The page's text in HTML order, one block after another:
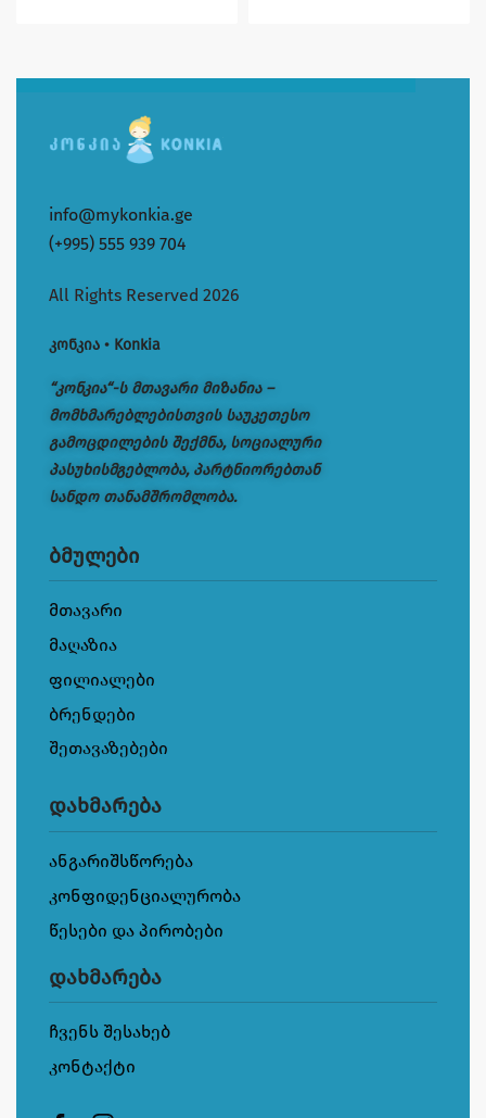
info@mykonkia.ge
(+995) 555 939 704
All Rights Reserved 2026
კონკია • Konkia
“კონკია“-ს მთავარი მიზანია –
მომხმარებლებისთვის საუკეთესო
გამოცდილების შექმნა, სოციალური
პასუხისმგებლობა, პარტნიორებთან
სანდო თანამშრომლობა.
ბმულები
მთავარი
მაღაზია
ფილიალები
ბრენდები
შეთავაზებები
დახმარება
ანგარიშსწორება
კონფიდენციალურობა
წესები და პირობები
დახმარება
ჩვენს შესახებ
კონტაქტი